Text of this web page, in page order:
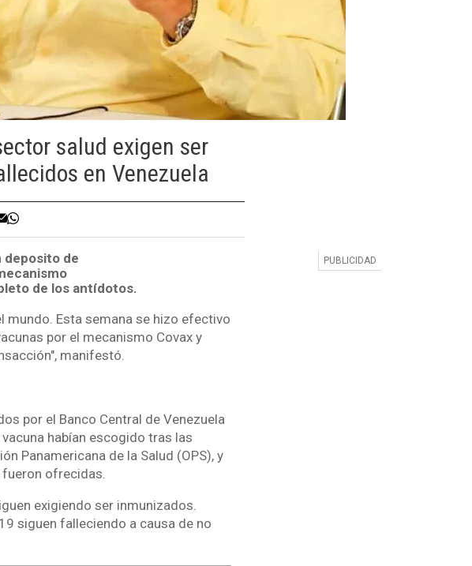
salud exigen ser
en Venezuela
deposito de
de los antídotos.
Esta semana se hizo efectivo
por el mecanismo Covax y
manifestó.
por el Banco Central de Venezuela
habían escogido tras las
Panamericana de la Salud (OPS), y
ofrecidas.
exigiendo ser inmunizados.
siguen falleciendo a causa de no